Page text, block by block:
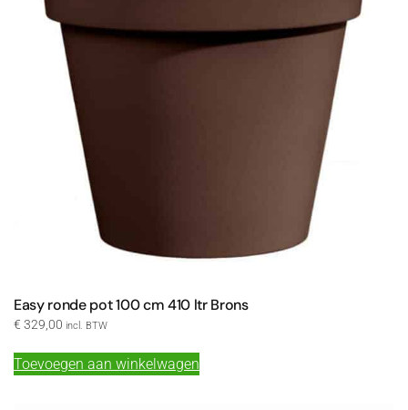
Easy ronde pot 100 cm 410 ltr Brons
€ 329,00 incl. BTW
Toevoegen aan winkelwagen